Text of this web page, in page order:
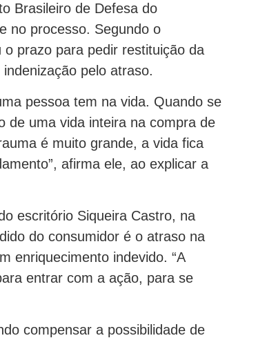
Brasileiro de Defesa do
no processo. Segundo o
prazo para pedir restituição da
pelo atraso.
pessoa tem na vida. Quando se
de uma vida inteira na compra de
é muito grande, a vida fica
afirma ele, ao explicar a
escritório Siqueira Castro, na
do consumidor é o atraso na
enriquecimento indevido. “A
entrar com a ação, para se
compensar a possibilidade de